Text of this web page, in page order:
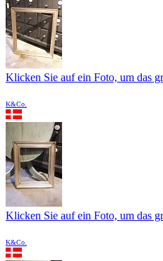
Klicken Sie auf ein Foto, um das
K&Co.
Klicken Sie auf ein Foto, um das
K&Co.